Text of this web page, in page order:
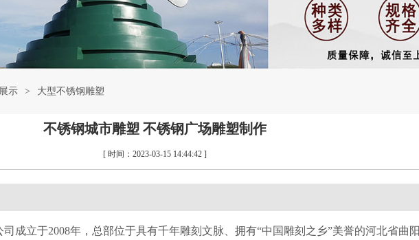
示 > 大型不锈钢雕塑
不锈钢城市雕塑 不锈钢广场雕塑制作
[ 时间：2023-03-15 14:44:42 ]
司成立于2008年，总部位于具有千年雕刻文脉、拥有“中国雕刻之乡”美誉的河北省曲阳